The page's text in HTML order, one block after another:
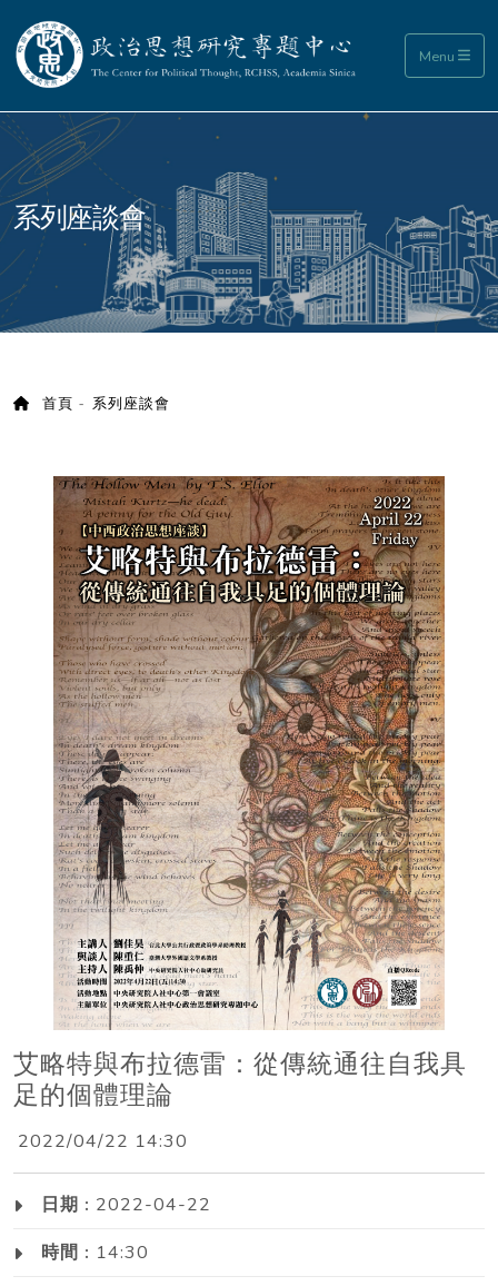
政治思想研究專題中心 Menu
:::
系列座談會
首頁 系列座談會
艾略特與布拉德雷：從傳統通往自我具
足的個體理論
2022/04/22 14:30
日期 : 2022-04-22
時間 : 14:30